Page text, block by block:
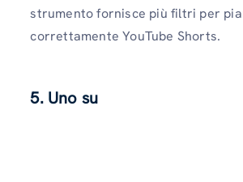
strumento fornisce più filtri per
correttamente YouTube Shorts.
5. Uno su